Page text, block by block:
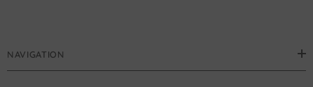
NAVIGATION